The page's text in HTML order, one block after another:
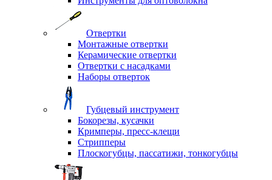
Отвертки
Монтажные отвертки
Керамические отвертки
Отвертки с насадками
Наборы отверток
Губцевый инструмент
Бокорезы, кусачки
Кримперы, пресс-клещи
Стрипперы
Плоскогубцы, пассатижи, тонкогубцы